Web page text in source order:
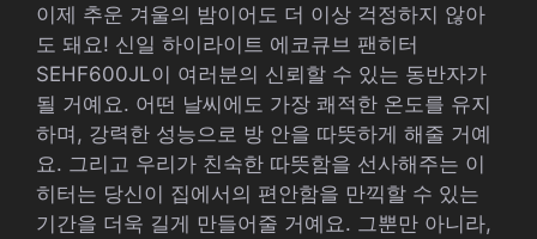
이제 추운 겨울의 밤이어도 더 이상 걱정하지 않아
도 돼요! 신일 하이라이트 에코큐브 팬히터
SEHF600JL이 여러분의 신뢰할 수 있는 동반자가
될 거예요. 어떤 날씨에도 가장 쾌적한 온도를 유지
하며, 강력한 성능으로 방 안을 따뜻하게 해줄 거예
요. 그리고 우리가 친숙한 따뜻함을 선사해주는 이
히터는 당신이 집에서의 편안함을 만끽할 수 있는
기간을 더욱 길게 만들어줄 거예요. 그뿐만 아니라,